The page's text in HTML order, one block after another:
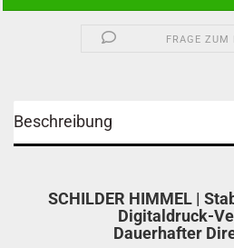
FRAGE ZUM
Beschreibung
SCHILDER HIMMEL |
Digitaldruck-
Dauerhafter